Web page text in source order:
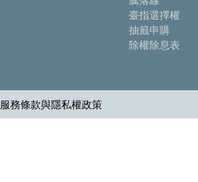
臺指選擇權
抽籤申購
除權除息表
服務條款與隱私權政策